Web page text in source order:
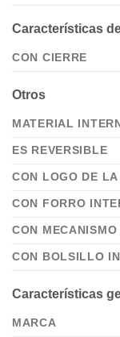
Características
CON CIERRE
Otros
MATERIAL
ES REVERSIBLE
CON LOGO DE
CON FORRO
CON
CON BOLSILLO
Características
MARCA